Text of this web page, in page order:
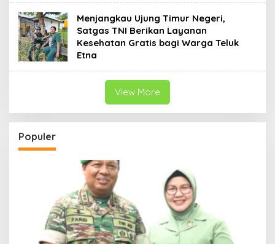
Menjangkau Ujung Timur Negeri,
Satgas TNI Berikan Layanan
Kesehatan Gratis bagi Warga Teluk
Etna
View More
Populer